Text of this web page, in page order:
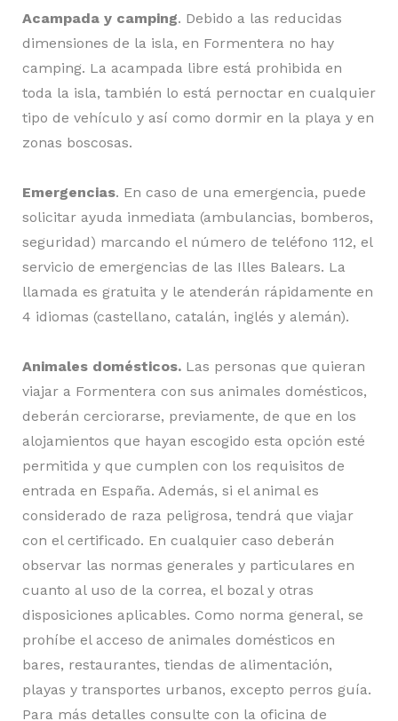
Acampada y camping. Debido a las reducidas
dimensiones de la isla, en Formentera no hay
camping. La acampada libre está prohibida en
toda la isla, también lo está pernoctar en cualquier
tipo de vehículo y así como dormir en la playa y en
zonas boscosas.
Emergencias. En caso de una emergencia, puede
solicitar ayuda inmediata (ambulancias, bomberos,
seguridad) marcando el número de teléfono 112, el
servicio de emergencias de las Illes Balears. La
llamada es gratuita y le atenderán rápidamente en
4 idiomas (castellano, catalán, inglés y alemán).
Animales domésticos. Las personas que quieran
viajar a Formentera con sus animales domésticos,
deberán cerciorarse, previamente, de que en los
alojamientos que hayan escogido esta opción esté
permitida y que cumplen con los requisitos de
entrada en España. Además, si el animal es
considerado de raza peligrosa, tendrá que viajar
con el certificado. En cualquier caso deberán
observar las normas generales y particulares en
cuanto al uso de la correa, el bozal y otras
disposiciones aplicables. Como norma general, se
prohíbe el acceso de animales domésticos en
bares, restaurantes, tiendas de alimentación,
playas y transportes urbanos, excepto perros guía.
Para más detalles consulte con la oficina de